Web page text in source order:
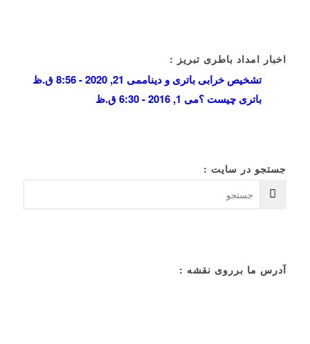
اخبار امداد باطری تبریز :
تشخیص خرابی باتری و دیناممی 21, 2020 - 8:56 ق.ظ
باتری چیست ؟می 1, 2016 - 6:30 ق.ظ
جستجو در سایت :
آدرس ما برروی نقشه :